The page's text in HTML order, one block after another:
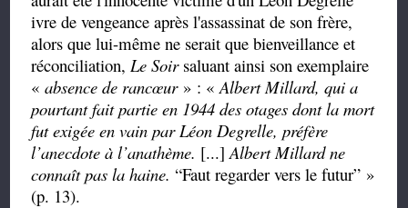
ivre de vengeance après l'assassinat de son frère,
alors que lui-même ne serait que bienveillance et
réconciliation, Le Soirsaluant ainsi son exemplaire
«absence de rancœur» : «Albert Millard, qui a
pourtant fait partie en 1944 des otages dont la mort
fut exigée en vain par Léon Degrelle, préfère
l’anecdote à l’anathème. [...] Albert Millard ne
connaît pas la haine. “Faut regarder vers le futur” »
(p. 13).